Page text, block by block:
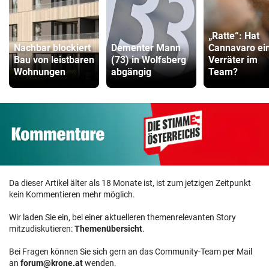
Nachbar blockiert
Bau von leistbaren
Wohnungen
Dementer Mann
(73) in Wolfsberg
abgängig
„Ratte“: Hat
Cannavaro
Verräter im
Team?
Da dieser Artikel älter als 18 Monate ist, ist zum jetzigen Zeitpunkt
kein Kommentieren mehr möglich.
Wir laden Sie ein, bei einer aktuelleren themenrelevanten Story
mitzudiskutieren:Themenübersicht.
Bei Fragen können Sie sich gern an das Community-Team per Mail
an forum@krone.atwenden.